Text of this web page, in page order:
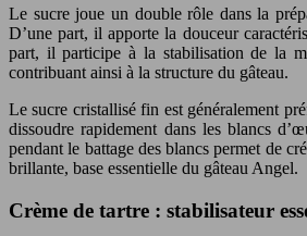
Le sucre joue un double rôle dans la
D’une part, il apporte la douceur
part, il participe à la stabilisation de la
contribuant ainsi à la structure du gâteau.
Le sucre cristallisé fin est généralement
dissoudre rapidement dans les blancs
pendant le battage des blancs permet de
brillante, base essentielle du gâteau Angel.
Crème de tartre : stabilisateur